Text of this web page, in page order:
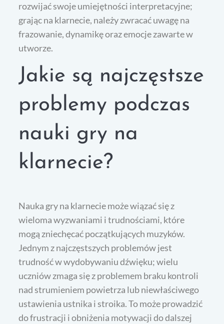
rozwijać swoje umiejętności interpretacyjne;
grając na klarnecie, należy zwracać uwagę na
frazowanie, dynamikę oraz emocje zawarte w
utworze.
Jakie są najczęstsze
problemy podczas
nauki gry na
klarnecie?
Nauka gry na klarnecie może wiązać się z
wieloma wyzwaniami i trudnościami, które
mogą zniechęcać początkujących muzyków.
Jednym z najczęstszych problemów jest
trudność w wydobywaniu dźwięku; wielu
uczniów zmaga się z problemem braku kontroli
nad strumieniem powietrza lub niewłaściwego
ustawienia ustnika i stroika. To może prowadzić
do frustracji i obniżenia motywacji do dalszej